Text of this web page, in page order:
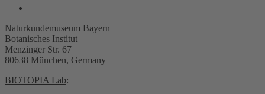
Naturkundemuseum Bayern
Botanisches Institut
Menzinger Str. 67
80638 München, Germany
BIOTOPIA Lab: